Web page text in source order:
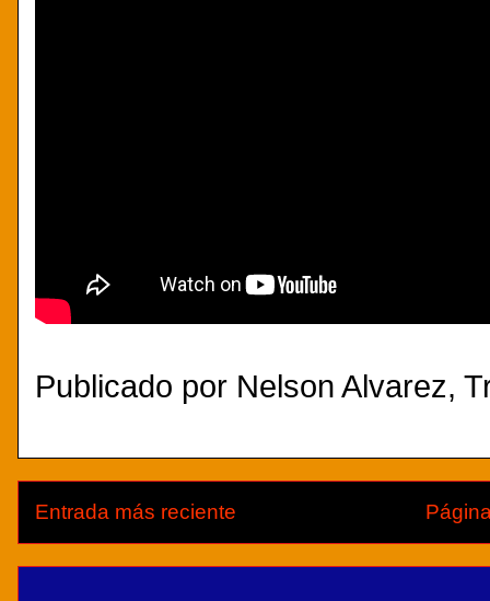
Publicado por Nelson Alvarez,
Entrada más reciente